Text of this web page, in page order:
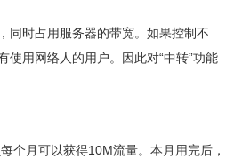
同时占用服务器的带宽。如果控制不
使用网络人的用户。因此对“中转”功能
个月可以获得10M流量。本月用完后，